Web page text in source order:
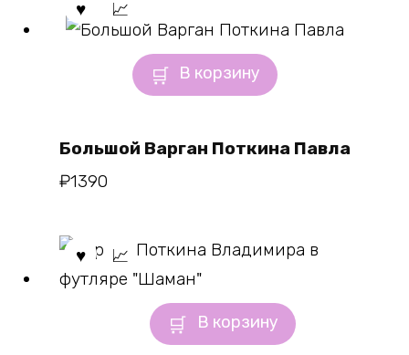
В корзину
Большой Варган Поткина Павла
₽1390
В корзину